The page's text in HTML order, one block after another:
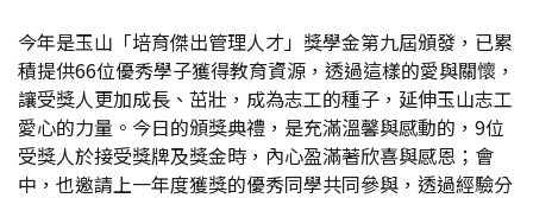
今年是玉山「培育傑出管理人才」獎學金第九屆頒發，已累
積提供66位優秀學子獲得教育資源，透過這樣的愛與關懷，
讓受獎人更加成長、茁壯，成為志工的種子，延伸玉山志工
愛心的力量。今日的頒獎典禮，是充滿溫馨與感動的，9位
受獎人於接受獎牌及獎金時，內心盈滿著欣喜與感恩；會
中，也邀請上一年度獲獎的優秀同學共同參與，透過經驗分